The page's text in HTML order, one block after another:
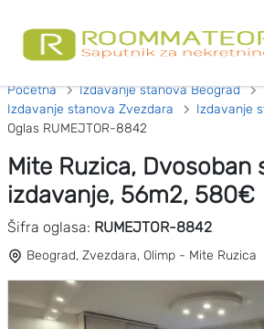
Početna
Izdavanje stanova Beograd
Izdavanje stanova Zvezdara
Izdavanje
Oglas RUMEJTOR-8842
Mite Ruzica, Dvosoban
izdavanje, 56m2, 580€
Šifra oglasa: RUMEJTOR-8842
Beograd, Zvezdara, Olimp - Mite Ruzica